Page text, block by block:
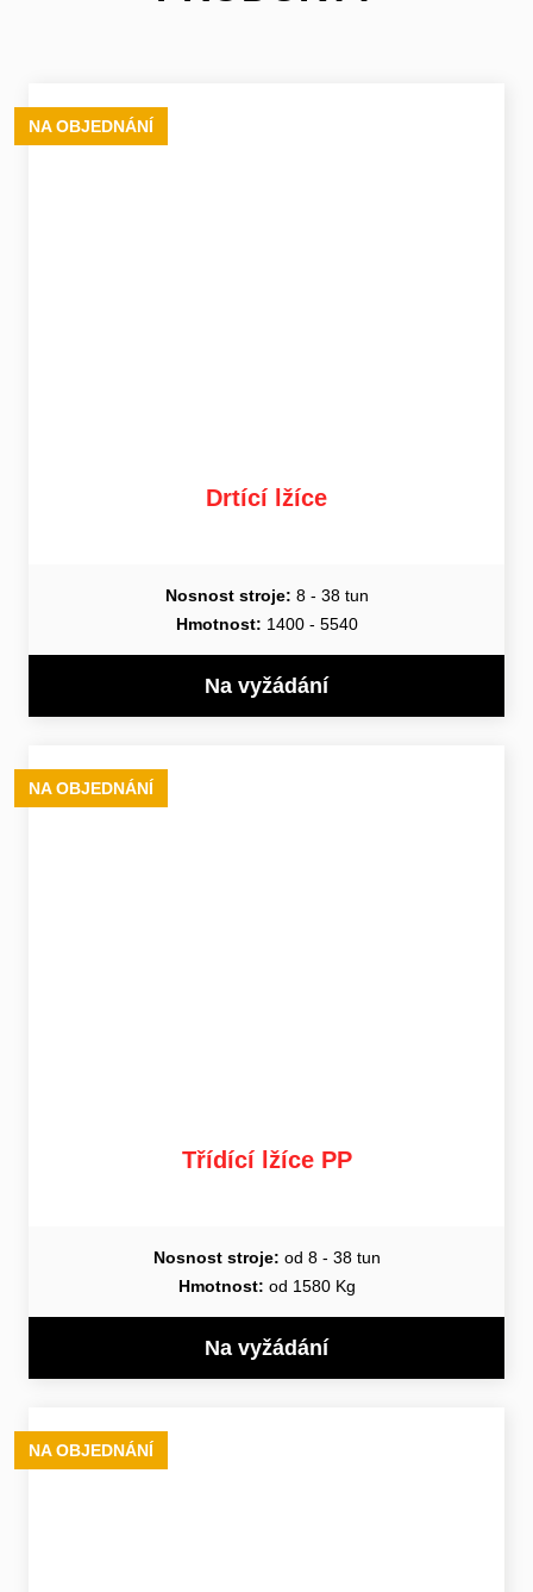
NA OBJEDNÁNÍ
Drtící lžíce
Nosnost stroje: 8 - 38 tun
Hmotnost: 1400 - 5540
Na vyžádání
NA OBJEDNÁNÍ
Třídící lžíce PP
Nosnost stroje: od 8 - 38 tun
Hmotnost: od 1580 Kg
Na vyžádání
NA OBJEDNÁNÍ